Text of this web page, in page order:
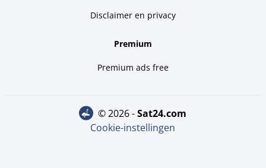
Disclaimer en privacy
Premium
Premium ads free
© 2026 - sat24.com
Cookie-instellingen